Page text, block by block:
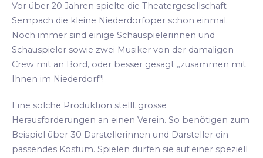
Vor über 20 Jahren spielte die Theatergesellschaft
Sempach die kleine Niederdorfoper schon einmal.
Noch immer sind einige Schauspielerinnen und
Schauspieler sowie zwei Musiker von der damaligen
Crew mit an Bord, oder besser gesagt „zusammen mit
Ihnen im Niederdorf"!
Eine solche Produktion stellt grosse
Herausforderungen an einen Verein. So benötigen zum
Beispiel über 30 Darstellerinnen und Darsteller ein
passendes Kostüm. Spielen dürfen sie auf einer speziell